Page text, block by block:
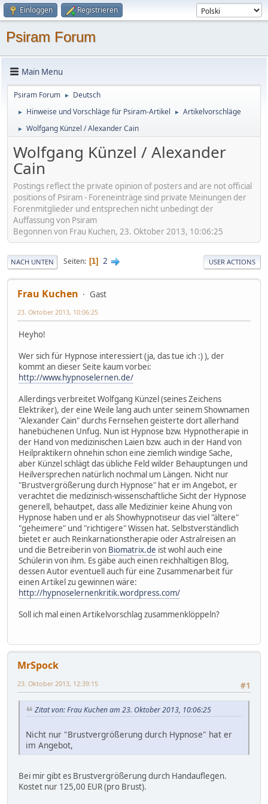
Einloggen Registrieren
Psiram Forum
Main Menu
Psiram Forum ► Deutsch
► Hinweise und Vorschläge für Psiram-Artikel ► Artikelvorschläge
► Wolfgang Künzel / Alexander Cain
Wolfgang Künzel / Alexander
Cain
Postings reflect the private opinion of posters and are not official
positions of Psiram - Foreneinträge sind private Meinungen der
Forenmitglieder und entsprechen nicht unbedingt der
Auffassung von Psiram
Begonnen von Frau Kuchen, 23. Oktober 2013, 10:06:25
NACH UNTEN Seiten 1 2 USER ACTIONS
Frau Kuchen Gast
23. Oktober 2013, 10:06:25
Heyho!
Wer sich für Hypnose interessiert (ja, das tue ich :) ), der
kommt an dieser Seite kaum vorbei:
http://www.hypnoselernen.de/
Allerdings verbreitet Wolfgang Künzel (seines Zeichens
Elektriker), der eine Weile lang auch unter seinem Shownamen
"Alexander Cain" durchs Fernsehen geisterte dort allerhand
hanebüchenen Unfug. Nun ist Hypnose bzw. Hypnotherapie in
der Hand von medizinischen Laien bzw. auch in der Hand von
Heilpraktikern ohnehin schon eine ziemlich windige Sache,
aber Künzel schlägt das übliche Feld wilder Behauptungen und
Heilversprechen natürlich nochmal um Längen. Nicht nur
"Brustvergrößerung durch Hypnose" hat er im Angebot, er
verachtet die medizinisch-wissenschaftliche Sicht der Hypnose
generell, behautpet, dass alle Medizinier keine Ahung von
Hypnose haben und er als Showhypnotiseur das viel "ältere"
"geheimere" und "richtigere" Wissen hat. Selbstverständlich
bietet er auch Reinkarnationstherapie oder Astralreisen an
und die Betreiberin von Biomatrix.de ist wohl auch eine
Schülerin von ihm. Es gäbe auch einen reichhaltigen Blog,
dessen Autor eventuell auch für eine Zusammenarbeit für
einen Artikel zu gewinnen wäre:
http://hypnoselernenkritik.wordpress.com/
Soll ich mal einen Artikelvorschlag zusammenklöppeln?
MrSpock
#1
23. Oktober 2013, 12:39:15
Zitat von: Frau Kuchen am 23. Oktober 2013, 10:06:25
Nicht nur "Brustvergrößerung durch Hypnose" hat er
im Angebot,
Bei mir gibt es Brustvergrößerung durch Handauflegen.
Kostet nur 125,00 EUR (pro Brust).